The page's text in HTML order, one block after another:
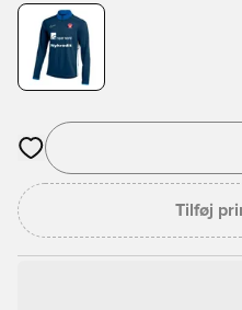
Åbner en Modal til at logge
Tilføj